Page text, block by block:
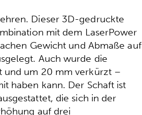
Dieser 3D-gedruckte
mit dem LaserPower
Gewicht und Abmaße auf
Auch wurde die
und um 20 mm verkürzt –
haben kann. Der Schaft ist
die sich in der
auf drei